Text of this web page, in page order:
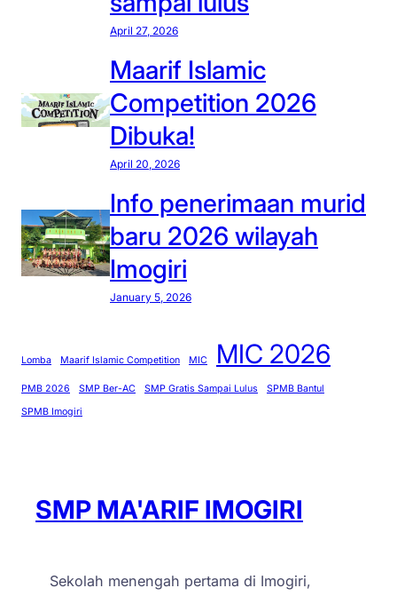
April 27, 2026
Maarif Islamic
Competition 2026
Dibuka!
April 20, 2026
Info penerimaan murid
baru 2026 wilayah
Imogiri
January 5, 2026
Lomba Maarif Islamic Competition MIC MIC 2026
PMB 2026 SMP Ber-AC SMP Gratis Sampai Lulus
SPMB Bantul
SPMB Imogiri
SMP MA'ARIF IMOGIRI
Sekolah menengah pertama di Imogiri,